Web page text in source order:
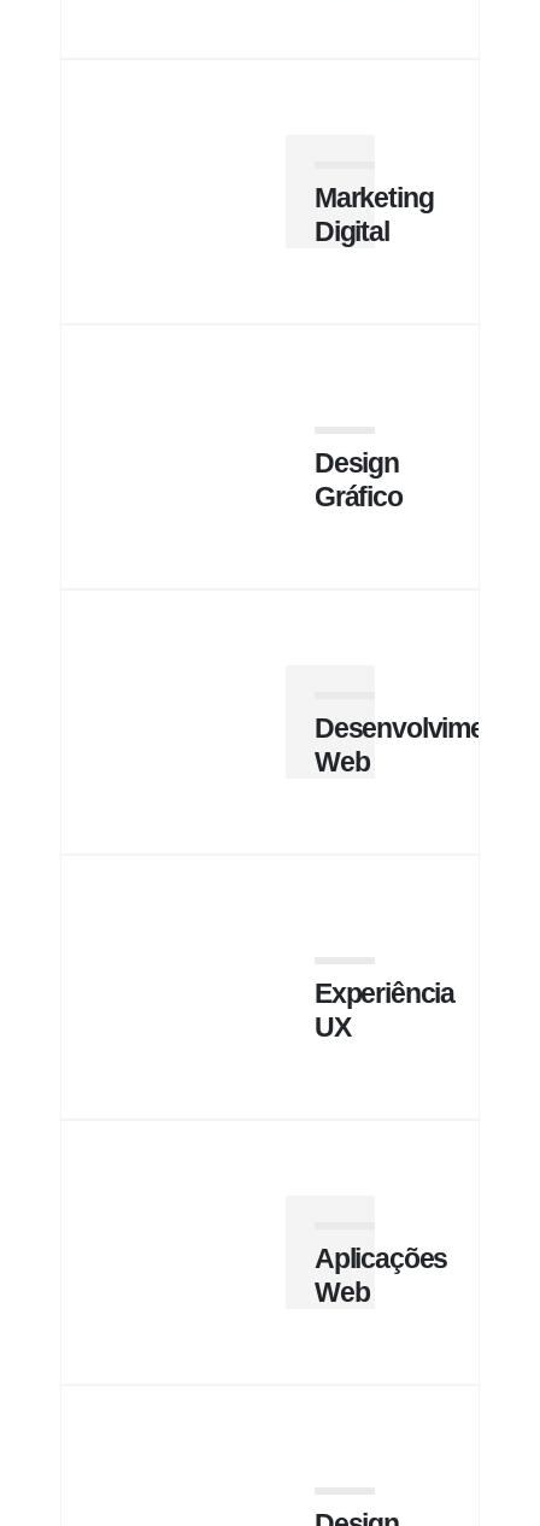
Marketing
Digital
Design
Gráfico
Desenvolvimento
Web
Experiência
UX
Aplicações
Web